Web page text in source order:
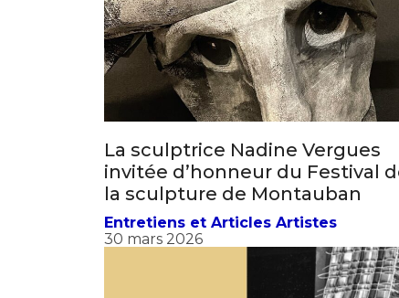
La sculptrice Nadine Vergues
invitée d’honneur du Festival de
la sculpture de Montauban
Entretiens et Articles Artistes